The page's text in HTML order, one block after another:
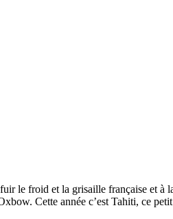
le froid et la grisaille française et à
Cette année c’est Tahiti, ce